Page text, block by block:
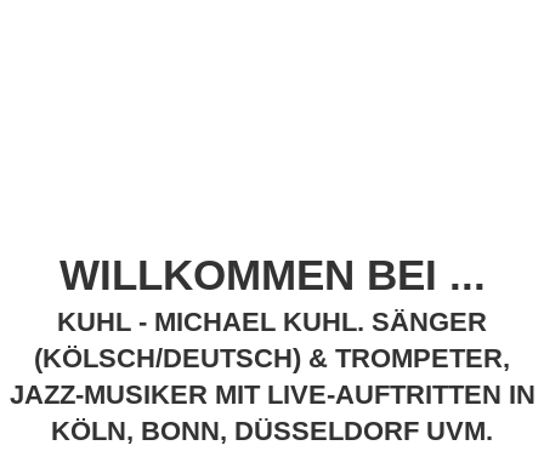
WILLKOMMEN BEI ...
KUHL - MICHAEL KUHL. SÄNGER
(KÖLSCH/DEUTSCH) & TROMPETER,
JAZZ-MUSIKER MIT LIVE-AUFTRITTEN IN
KÖLN, BONN, DÜSSELDORF UVM.